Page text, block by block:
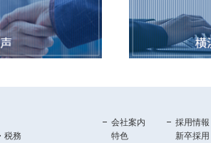
税務
会社案内
特色
採用情報
新卒採用